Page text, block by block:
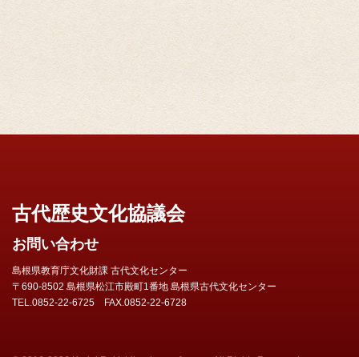
古代歴史文化協議会
お問い合わせ
島根県教育庁文化財課 古代文化センター
〒690-8502 島根県松江市殿町1番地 島根県古代文化センター
TEL.0852-22-6725 FAX.0852-22-6728